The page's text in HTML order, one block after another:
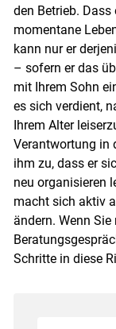
den Betrieb.
momentane
kann nur er
– sofern er das
mit Ihrem Sohn
es sich verdient,
Ihrem Alter
Verantwortung in
ihm zu, dass er
neu organisieren
macht sich aktiv
ändern. Wenn
Schritte in diese